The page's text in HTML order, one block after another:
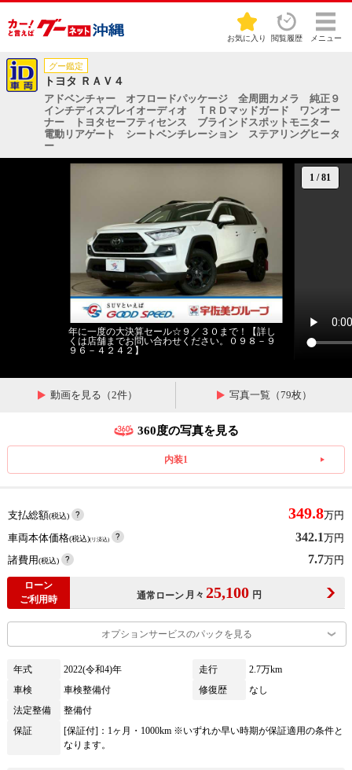
お気に入り 閲覧履歴 メニュー
グー鑑定
トヨタ ＲＡＶ４
アドベンチャー オフロードパッケージ 全周囲カメラ 純正９
インチディスプレイオーディオ ＴＲＤマッドガード ワンオー
ナー トヨタセーフティセンス ブラインドスポットモニター
電動リアゲート シートベンチレーション ステアリングヒータ
ー
1 /81
年に一度の大決算セール☆９／３０まで！【詳し
くは店舗までお問い合わせください。０９８－９
９６－４２４２】
動画を見る（2件） 写真一覧（79枚）
360度の写真を見る
内装1
支払総額(税込) 349.8万円
車両本体価格(税込)(リ済込) 342.1万円
諸費用(税込) 7.7万円
ローン
ご利用時
通常ローン 月々 25,100 円
オプションサービスのパックを見る
年式 2022(令和4)年 走行
2.7万km
車検
車検整備付 修復歴
なし
法定整備
整備付
保証
[保証付]：1ヶ月・1000km ※いずれか早い時期が保証適用の条件と
なります。